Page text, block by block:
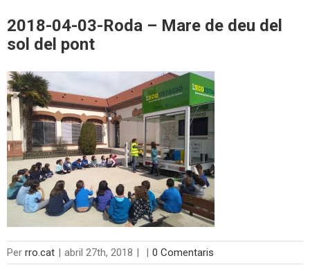
2018-04-03-Roda – Mare de deu del
sol del pont
Per rro.cat | abril 27th, 2018 | | 0 Comentaris